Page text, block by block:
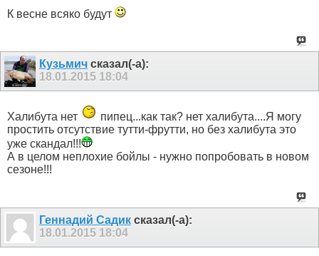
К весне всяко будут
Кузьмич сказал(-а):
18.01.2015 18:04
Халибута нет
пипец...как так? нет халибута....Я могу
простить отсутствие тутти-фрутти, но без халибута это
уже скандал!!!
А в целом неплохие бойлы - нужно попробовать в новом
сезоне!!!
Геннадий Садик сказал(-а):
18.01.2015 18:04